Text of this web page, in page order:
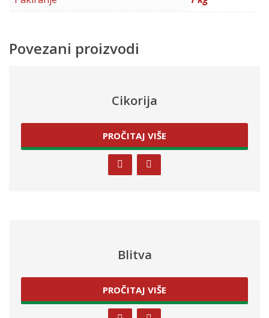
Povezani proizvodi
Cikorija
PROČITAJ VIŠE
Blitva
PROČITAJ VIŠE